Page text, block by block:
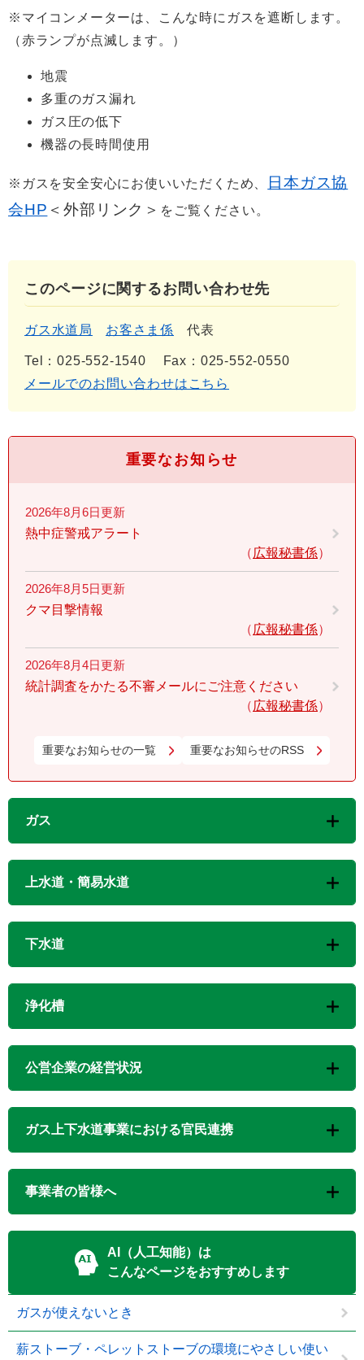
※マイコンメーターは、こんな時にガスを遮断します。
（赤ランプが点滅します。）
地震
多重のガス漏れ
ガス圧の低下
機器の長時間使用
※ガスを安全安心にお使いいただくため、
日本ガス協
会HP ＜外部リンク＞ をご覧ください。
このページに関するお問い合わせ先
ガス水道局 お客さま係 代表
Tel：025-552-1540
Fax：025-552-0550
メールでのお問い合わせはこちら
重要なお知らせ
2026年8月6日更新
熱中症警戒アラート
広報秘書係
2026年8月5日更新
クマ目撃情報
広報秘書係
2026年8月4日更新
統計調査をかたる不審メールにご注意ください
広報秘書係
重要なお知らせの一覧 重要なお知らせのRSS
ガス
上水道・簡易水道
下水道
浄化槽
公営企業の経営状況
ガス上下水道事業における官民連携
事業者の皆様へ
AI（人工知能）は
こんなページをおすすめします
ガスが使えないとき
薪ストーブ・ペレットストーブの環境にやさしい使い